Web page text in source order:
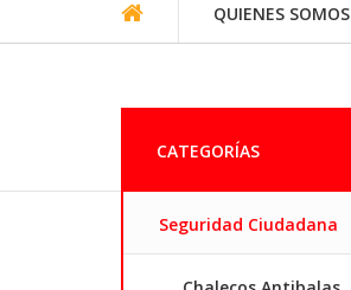
QUIENES SOMOS
CATEGORÍAS
Seguridad Ciudadana